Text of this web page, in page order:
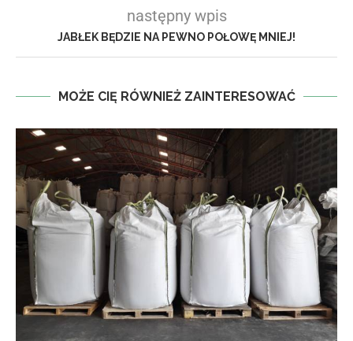
następny wpis
JABŁEK BĘDZIE NA PEWNO POŁOWĘ MNIEJ!
MOŻE CIĘ RÓWNIEŻ ZAINTERESOWAĆ